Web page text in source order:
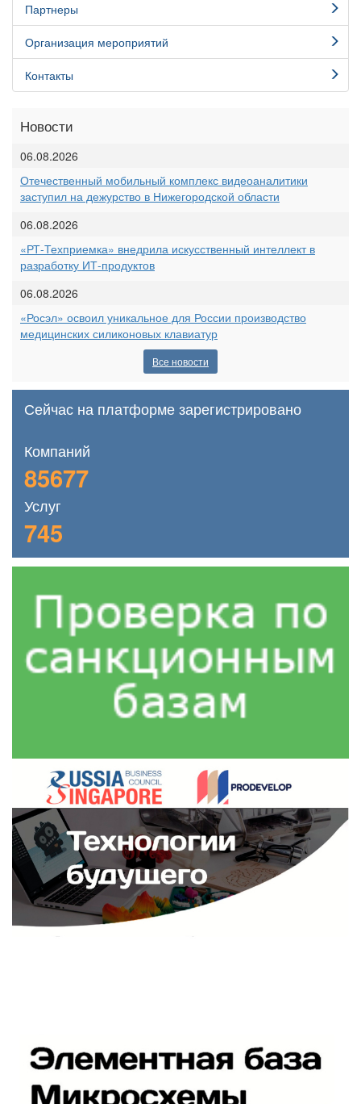
Партнеры
Организация мероприятий
Контакты
Новости
06.08.2026
Отечественный мобильный комплекс видеоаналитики
заступил на дежурство в Нижегородской области
06.08.2026
«РТ-Техприемка» внедрила искусственный интеллект в
разработку ИТ-продуктов
06.08.2026
«Росэл» освоил уникальное для России производство
медицинских силиконовых клавиатур
Все новости
Сейчас на платформе зарегистрировано
Компаний
85677
Услуг
745